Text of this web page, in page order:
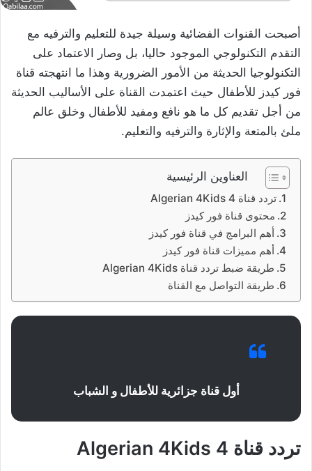
أصبحت القنوات الفضائية وسيلة جيدة للتعليم والترفيه مع
التقدم التكنولوجي الموجود حاليا، بل وصار الاعتماد على
التكنولوجيا الحديثة من الأمور الضرورية وهذا ما انتهجته قناة
فور كيدز للأطفال حيث اعتمدت القناة على الأساليب الحديثة
من أجل تقديم كل ما هو نافع ومفيد للأطفال وخلق عالم
ملئ بالمتعة والإثارة والترفيه والتعليم.
العناوين الرئيسية
تردد قناة 4 Algerian 4Kids
محتوى قناة فور كيدز
أهم البرامج في قناة فور كيدز
أهم مميزات قناة فور كيدز
طريقة ضبط تردد قناة Algerian 4Kids
طريقة التواصل مع القناة
أول قناة جزائرية للأطفال و الشباب
تردد قناة 4 Algerian 4Kids